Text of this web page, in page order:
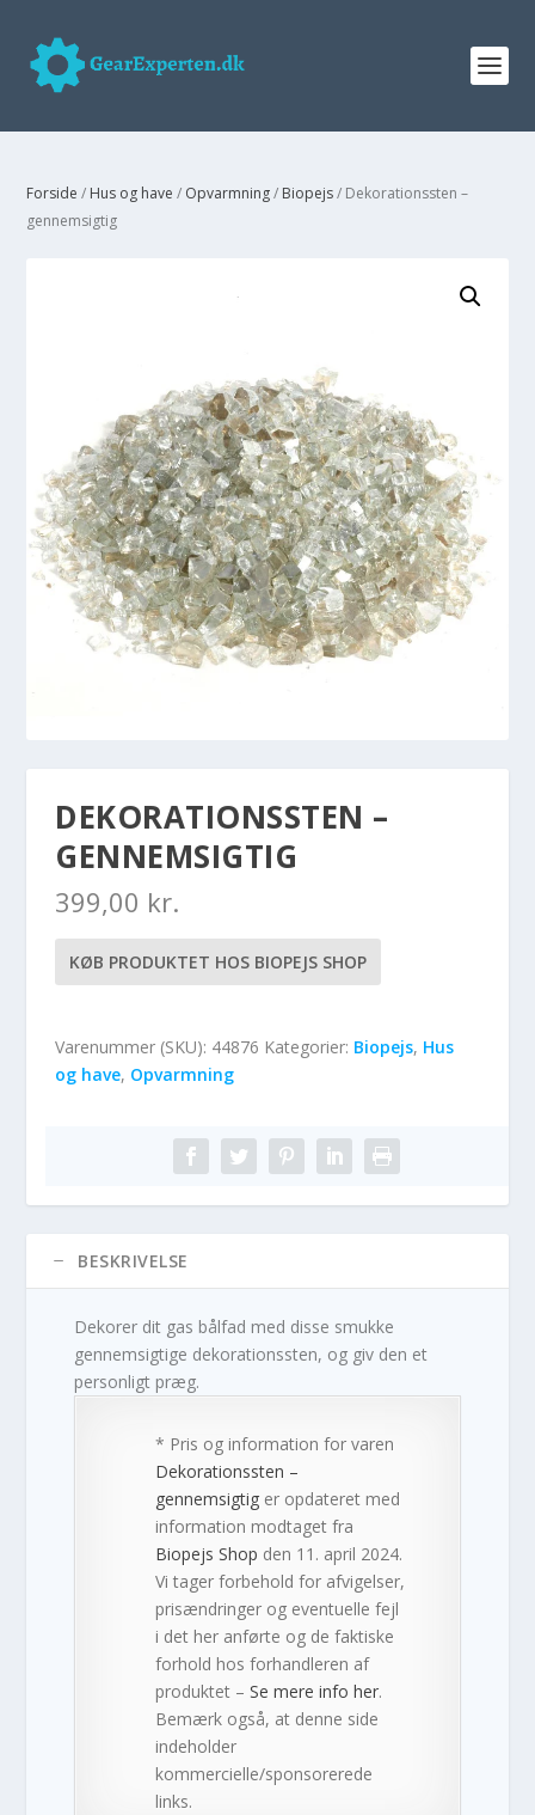
Forside / Hus og have / Opvarmning/ Biopejs/ Dekorationssten –
gennemsigtig
DEKORATIONSSTEN –
GENNEMSIGTIG
399,00 kr.
KØB PRODUKTET HOS BIOPEJS SHOP
Varenummer (SKU): 44876 Kategorier: Biopejs, Hus
og have, Opvarmning
BESKRIVELSE
Dekorer dit gas bålfad med disse smukke
gennemsigtige dekorationssten, og giv den et
personligt præg.
* Pris og information for varen
Dekorationssten –
gennemsigtig er opdateret med
information modtaget fra
Biopejs Shop den 11. april 2024.
Vi tager forbehold for afvigelser,
prisændringer og eventuelle fejl
i det her anførte og de faktiske
forhold hos forhandleren af
produktet –Se mere info her.
Bemærk også, at denne side
indeholder
kommercielle/sponsorerede
links.